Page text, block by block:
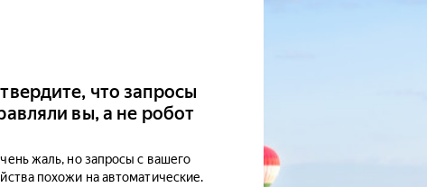
что запросы
вы, а не робот
жаль, но запросы с вашего
похожи на автоматические.